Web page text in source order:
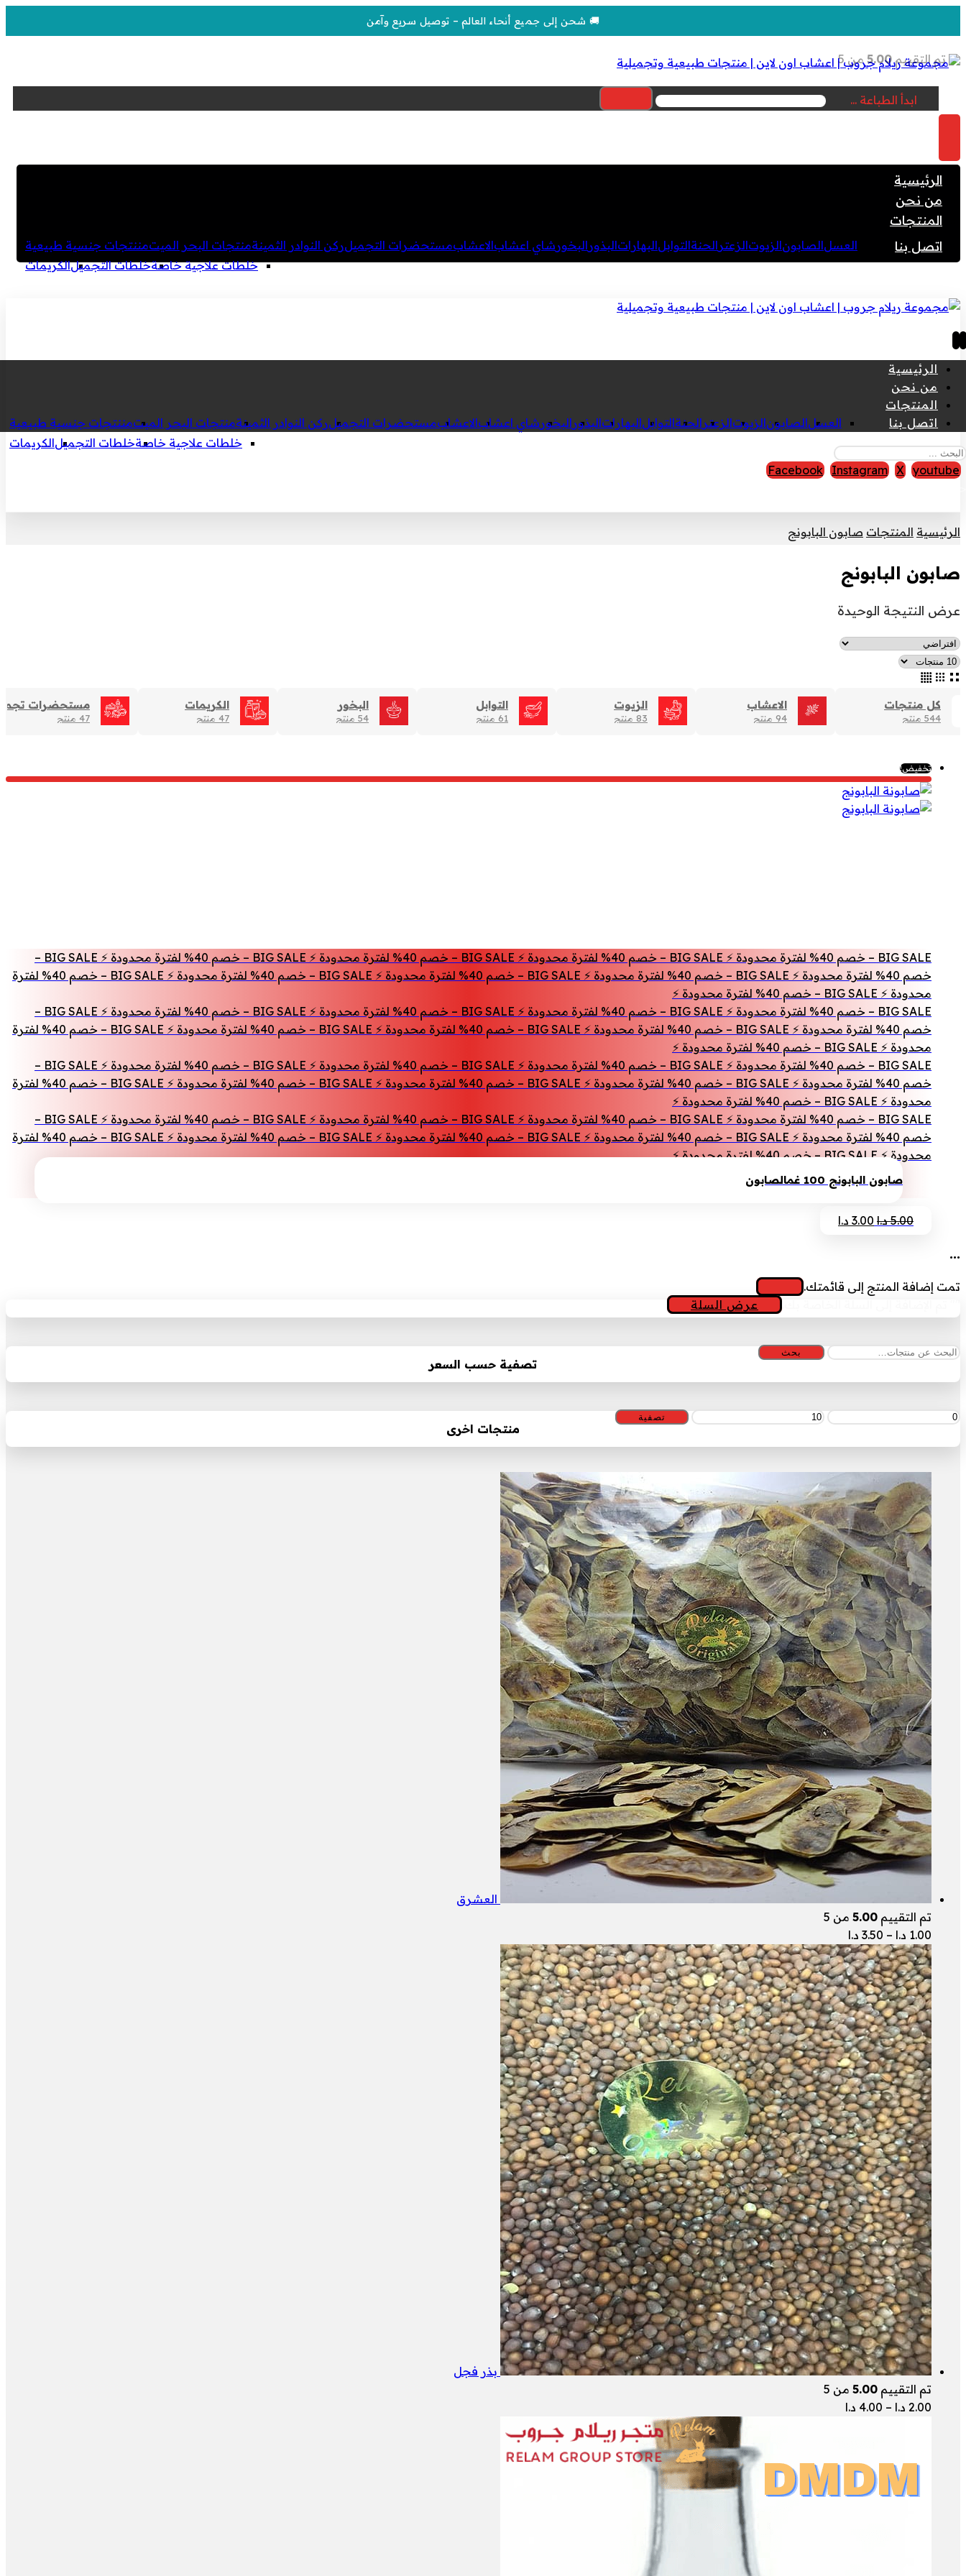
🚚 شحن إلى جميع أنحاء العالم – توصيل سريع وآمن
ابدأ الطباعة ...
الرئيسية
من نحن
المنتجات
مننتجات جنسية طبيعيةمنتجات البحر الميتركن النوادر الثمينةمستحضرات التجميلالاعشابشاي اعشاب البخور البذورالبهاراتالتوابلالحنة الزعترالزيوتالصابونالعسل
الكريماتخلطات التجميلخلطات علاجية خاصة
اتصل بنا
الرئيسية
من نحن
المنتجات
مننتجات جنسية طبيعيةمنتجات البحر الميتركن النوادر الثمينةمستحضرات التجميلالاعشابشاي اعشاب البخور البذورالبهاراتالتوابلالحنة الزعترالزيوتالصابونالعسل
الكريماتخلطات التجميلخلطات علاجية خاصة
اتصل بنا
Facebook Instagram X youtube
الرئيسية المنتجات صابون البابونج
صابون البابونج
عرض النتيجة الوحيدة
كل منتجات
544 منتج
الاعشاب
94 منتج
الزيوت
83 منتج
التوابل
61 منتج
البخور
54 منتج
الكريمات
47 منتج
مستحضرات
47 منتج
تخفيض!
BIG SALE – خصم 40% لفترة محدودة ⚡ BIG SALE – خصم 40% لفترة محدودة ⚡ BIG SALE – خصم 40% لفترة محدودة ⚡ BIG SALE – خصم 40% لفترة محدودة ⚡ BIG SALE –
خصم 40% لفترة محدودة ⚡ BIG SALE – خصم 40% لفترة محدودة ⚡ BIG SALE – خصم 40% لفترة محدودة ⚡ BIG SALE – خصم 40% لفترة محدودة ⚡ BIG SALE – خصم 40% لفترة
محدودة ⚡ BIG SALE – خصم 40% لفترة محدودة ⚡
BIG SALE – خصم 40% لفترة محدودة ⚡ BIG SALE – خصم 40% لفترة محدودة ⚡ BIG SALE – خصم 40% لفترة محدودة ⚡ BIG SALE – خصم 40% لفترة محدودة ⚡ BIG SALE –
خصم 40% لفترة محدودة ⚡ BIG SALE – خصم 40% لفترة محدودة ⚡ BIG SALE – خصم 40% لفترة محدودة ⚡ BIG SALE – خصم 40% لفترة محدودة ⚡ BIG SALE – خصم 40% لفترة
محدودة ⚡ BIG SALE – خصم 40% لفترة محدودة ⚡
BIG SALE – خصم 40% لفترة محدودة ⚡ BIG SALE – خصم 40% لفترة محدودة ⚡ BIG SALE – خصم 40% لفترة محدودة ⚡ BIG SALE – خصم 40% لفترة محدودة ⚡ BIG SALE –
خصم 40% لفترة محدودة ⚡ BIG SALE – خصم 40% لفترة محدودة ⚡ BIG SALE – خصم 40% لفترة محدودة ⚡ BIG SALE – خصم 40% لفترة محدودة ⚡ BIG SALE – خصم 40% لفترة
محدودة ⚡ BIG SALE – خصم 40% لفترة محدودة ⚡
BIG SALE – خصم 40% لفترة محدودة ⚡ BIG SALE – خصم 40% لفترة محدودة ⚡ BIG SALE – خصم 40% لفترة محدودة ⚡ BIG SALE – خصم 40% لفترة محدودة ⚡ BIG SALE –
خصم 40% لفترة محدودة ⚡ BIG SALE – خصم 40% لفترة محدودة ⚡ BIG SALE – خصم 40% لفترة محدودة ⚡ BIG SALE – خصم 40% لفترة محدودة ⚡ BIG SALE – خصم 40% لفترة
محدودة ⚡ BIG SALE – خصم 40% لفترة محدودة ⚡
صابون البابونج 100 غم الصابون
تم التقييم5.00 من 5
5.00 د.ا السعر
3.00 د.ا
...
تمت إضافة المنتج إلى قائمتك.
عرض السلة
البحث
بحث
تصفية حسب السعر
أدنى
أعلى
تصفية
منتجات اخرى
العشرق
تم التقييم 5.00 من 5
1.00 د.ا –
3.50 د.ا
السعر:
من
خلال
بذر فجل
تم التقييم 5.00 من 5
2.00 د.ا –
4.00 د.ا
خلال